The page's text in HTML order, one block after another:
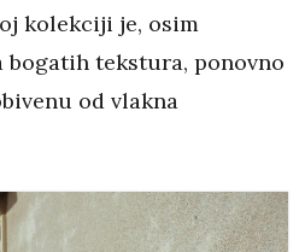
kolekciji je, osim
tekstura, ponovno
od vlakna